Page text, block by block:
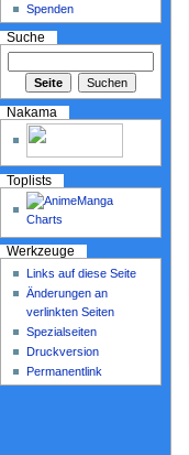
Spenden
Suche
Nakama
Toplists
Werkzeuge
Links auf diese Seite
Änderungen an
verlinkten Seiten
Spezialseiten
Druckversion
Permanentlink